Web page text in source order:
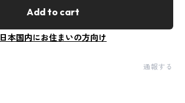
Add to cart
日本国内にお住まいの方向け
通報する